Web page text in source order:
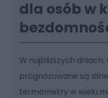
dla osób w
W najbliższych dniach,
prognozowane są
termometry w wielu